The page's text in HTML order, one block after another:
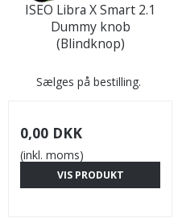
ISEO Libra X Smart 2.1
Dummy knob
(Blindknop)
Sælges på bestilling.
0,00 DKK
(inkl. moms)
VIS PRODUKT